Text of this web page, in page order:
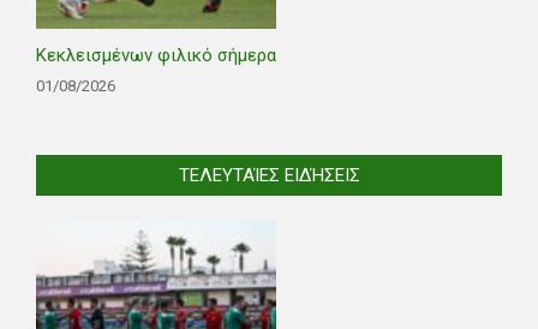
Κεκλεισμένων φιλικό σήμερα
01/08/2026
ΤΕΛΕΥΤΑΊΕΣ ΕΙΔΉΣΕΙΣ